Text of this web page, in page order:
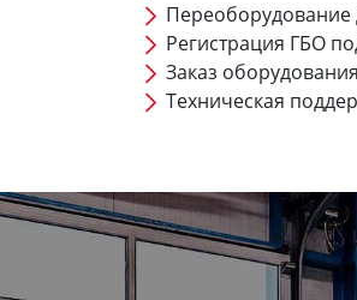
Регистрация ГБО
Заказ
Техническая